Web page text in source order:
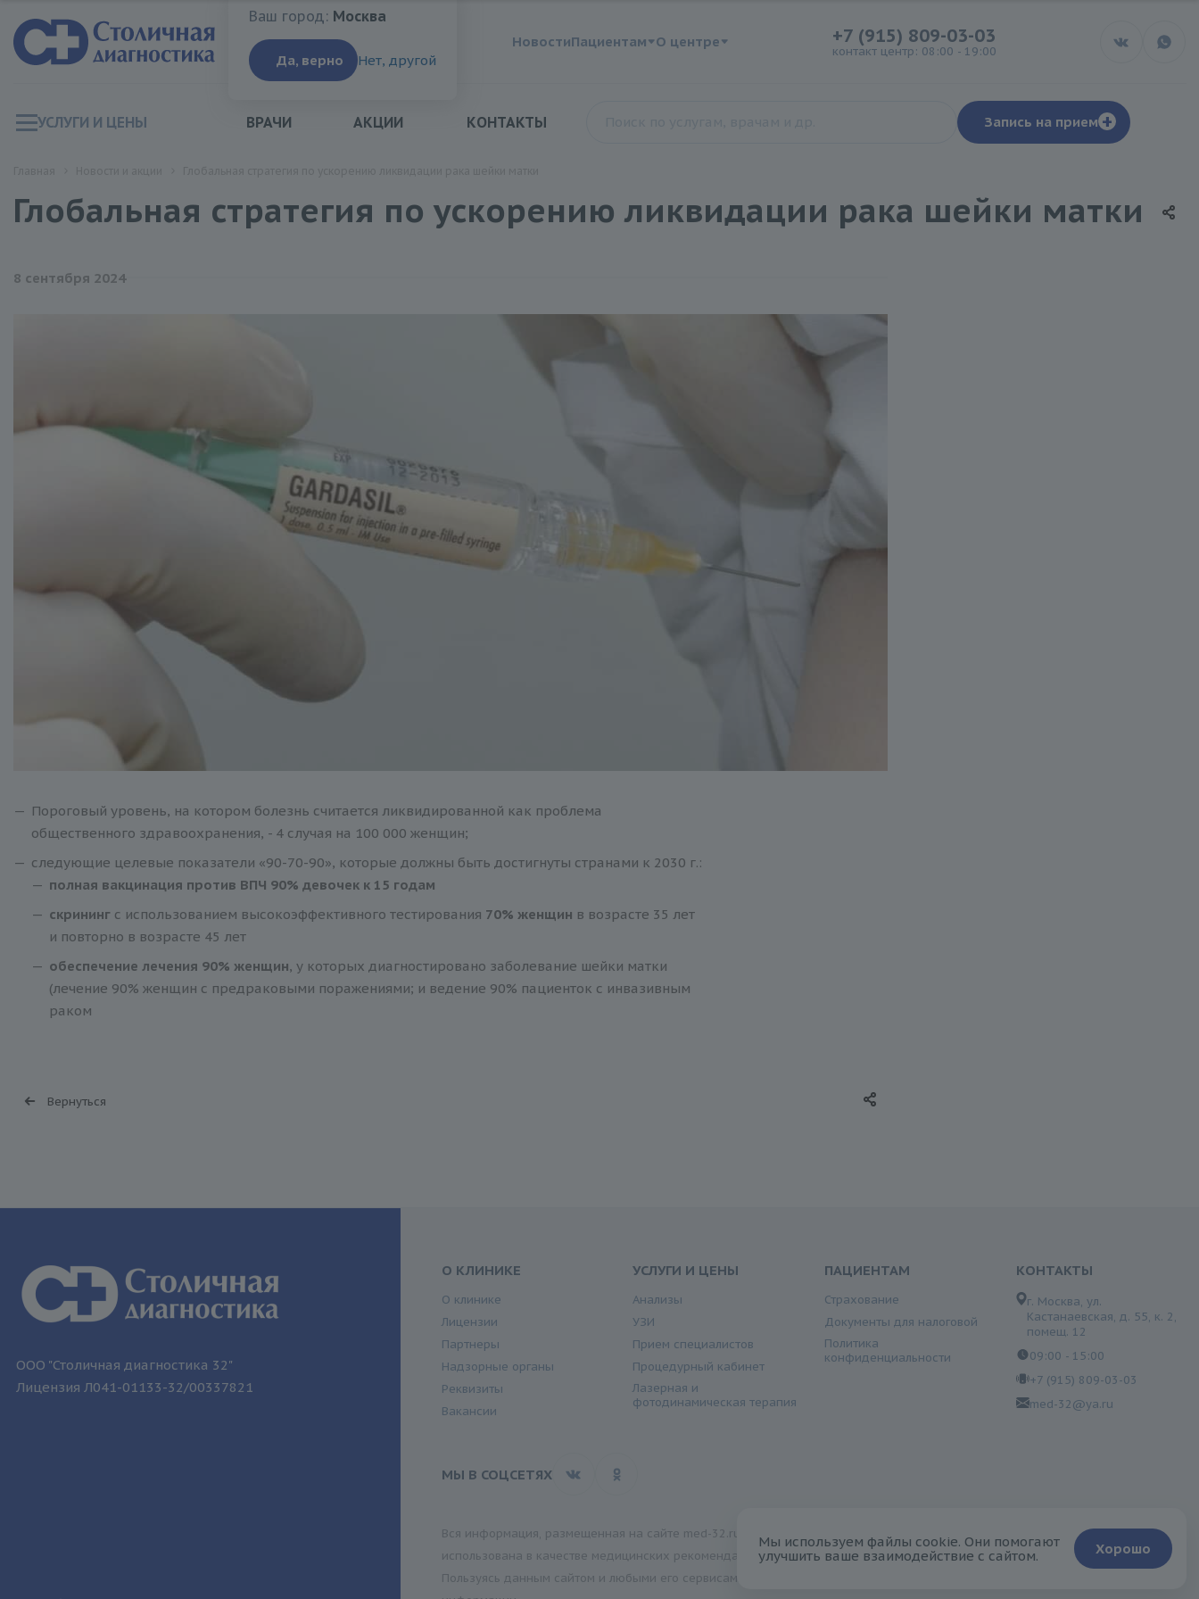
Ваш город:Москва
Ваш город: Москва
Да, верно Нет, другой
НовостиПациентам О центре +7 (915) 809-03-03
контакт центр: 08:00 - 19:00
УСЛУГИ И ЦЕНЫ ВРАЧИ АКЦИИ КОНТАКТЫ Запись на прием +
Глобальная стратегия по ускорению ликвидации рака шейки матки
8 сентября 2024
Пороговый уровень, на котором болезнь считается ликвидированной как проблема
общественного здравоохранения, - 4 случая на 100 000 женщин;
следующие целевые показатели «90-70-90», которые должны быть достигнуты странами к 2030 г.:
полная вакцинация против ВПЧ 90% девочек к 15 годам
скрининг с использованием высокоэффективного тестирования 70% женщин в возрасте 35 лет
и повторно в возрасте 45 лет
обеспечение лечения 90% женщин, у которых диагностировано заболевание шейки матки
(лечение 90% женщин с предраковыми поражениями; и ведение 90% пациенток с инвазивным
раком
Вернуться
ООО "Столичная диагностика 32"
Лицензия Л041-01133-32/00337821
О КЛИНИКЕ
О клинике
Лицензии
Партнеры
Надзорные органы
Реквизиты
Вакансии
УСЛУГИ И ЦЕНЫ
Анализы
УЗИ
Прием специалистов
Процедурный кабинет
Лазерная и
фотодинамическая терапия
ПАЦИЕНТАМ
Страхование
Документы для налоговой
Политика
конфиденциальности
КОНТАКТЫ
г. Москва, ул.
Кастанаевская, д. 55, к. 2,
помещ. 12
09:00 - 15:00
+7 (915) 809-03-03
med-32@ya.ru
МЫ В СОЦСЕТЯХ
Вся информация, размещенная на сайте med-32.ru, носит исключительно ознакомительный характер и не может быть
использована в качестве медицинских рекомендаций.
Пользуясь данным сайтом и любыми его сервисами, вы подтверждаете свое согласие на обработку персональной
Мы используем файлы cookie. Они помогают
улучшить ваше взаимодействие с сайтом.
Хорошо